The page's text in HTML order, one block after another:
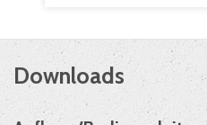
Downloads